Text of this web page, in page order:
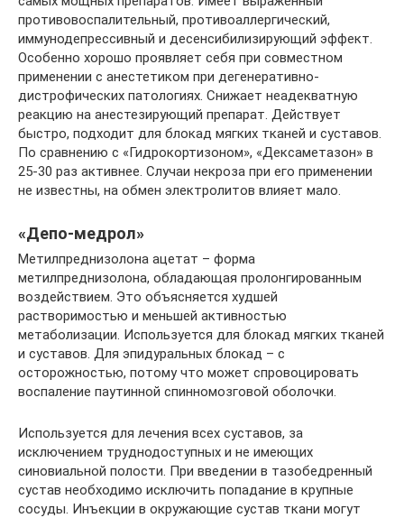
противовоспалительный, противоаллергический,
иммунодепрессивный и десенсибилизирующий эффект.
Особенно хорошо проявляет себя при совместном
применении с анестетиком при дегенеративно-
дистрофических патологиях. Снижает неадекватную
реакцию на анестезирующий препарат. Действует
быстро, подходит для блокад мягких тканей и суставов.
По сравнению с «Гидрокортизоном», «Дексаметазон» в
25-30 раз активнее. Случаи некроза при его применении
не известны, на обмен электролитов влияет мало.
«Депо-медрол»
Метилпреднизолона ацетат – форма
метилпреднизолона, обладающая пролонгированным
воздействием. Это объясняется худшей
растворимостью и меньшей активностью
метаболизации. Используется для блокад мягких тканей
и суставов. Для эпидуральных блокад – с
осторожностью, потому что может спровоцировать
воспаление паутинной спинномозговой оболочки.
Используется для лечения всех суставов, за
исключением труднодоступных и не имеющих
синовиальной полости. При введении в тазобедренный
сустав необходимо исключить попадание в крупные
сосуды. Инъекции в окружающие сустав ткани могут